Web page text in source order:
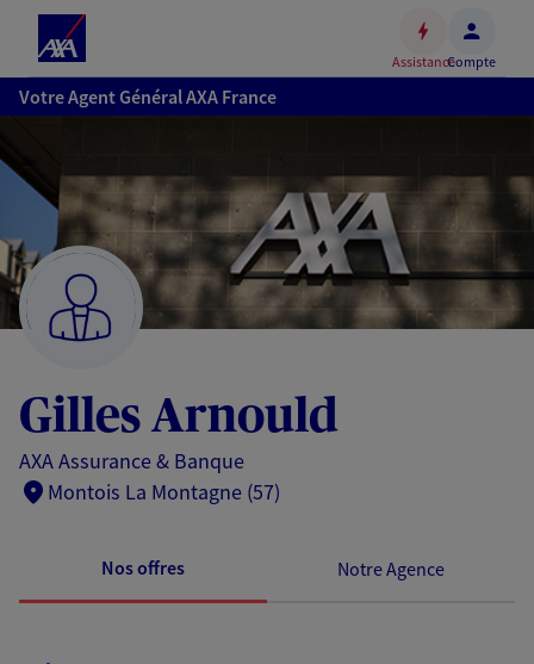
Accéder
au
Accéder
au
pied
de
page
AssistanceCompte
Votre Agent Général AXA France
Gilles Arnould
AXA Assurance & Banque
Montois La Montagne (57)
Nos offres Notre Agence